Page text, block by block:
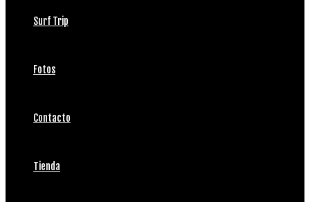
Surf Trip
Fotos
Contacto
Tienda